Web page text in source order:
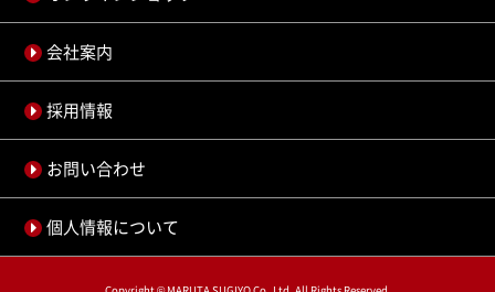
会社案内
採用情報
お問い合わせ
個人情報について